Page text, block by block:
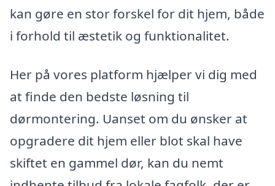
kan gøre en stor forskel for dit hjem, både
i forhold til æstetik og funktionalitet.
Her på vores platform hjælper vi dig med
at finde den bedste løsning til
dørmontering. Uanset om du ønsker at
opgradere dit hjem eller blot skal have
skiftet en gammel dør, kan du nemt